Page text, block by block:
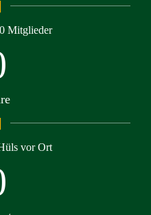
Mitglieder
vor Ort